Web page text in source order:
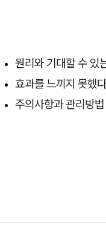
원리와 기대할 수 있
효과를 느끼지 못했
주의사항과 관리방법